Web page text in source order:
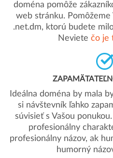
doména pomôže
web stránku.
.net.dm, ktorú budete
Neviete čo je
Ideálna doména by mala
si návštevník ľahko
súvisieť s Vašou
profesionálny
profesionálny názov, ak
humorný